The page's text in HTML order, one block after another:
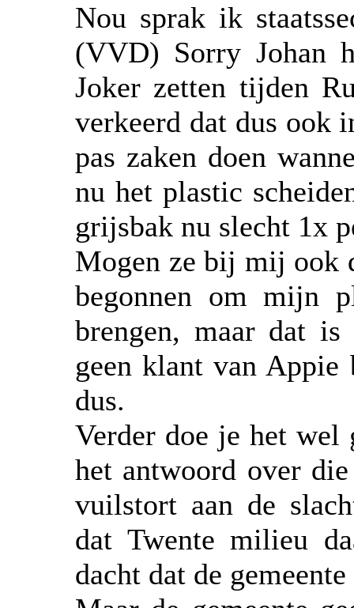
Nou sprak ik
(VVD) Sorry Johan
Joker zetten tijden
verkeerd dat dus ook
pas zaken doen
nu het plastic
grijsbak nu slecht 1x
Mogen ze bij mij ook
begonnen om mijn
brengen, maar dat
geen klant van Appie
dus.
Verder doe je het wel
het antwoord over
vuilstort aan de
dat Twente milieu
dacht dat de